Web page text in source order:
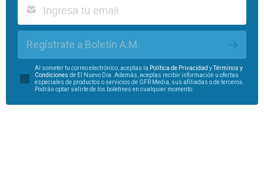
Regístrate a Boletín A.M.
Al someter tu correo electrónico, aceptas la Política de Privacidad yTérminos y
Condiciones de El Nuevo Día. Además, aceptas recibir información u ofertas
especiales de productos o servicios de GFR Media, sus afiliadas o de terceros.
Podrás optar salirte de los boletines en cualquier momento.